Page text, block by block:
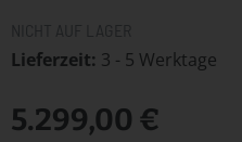
Lieferzeit 3 - 5 Werktage
5.299,00 €